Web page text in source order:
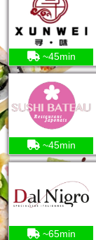
~45min
~45min
~65min